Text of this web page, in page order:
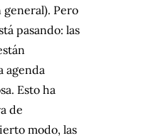
Pero
pasando: las
agenda
Esto ha
de
modo, las